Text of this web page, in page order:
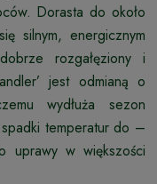
Dorasta do około
silnym, energicznym
rozgałęziony i
jest odmianą o
wydłuża sezon
temperatur do –
uprawy w większości